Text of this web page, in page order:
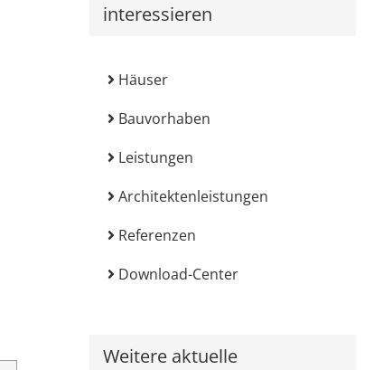
interessieren
Häuser
Bauvorhaben
Leistungen
Architektenleistungen
Referenzen
Download-Center
Weitere aktuelle